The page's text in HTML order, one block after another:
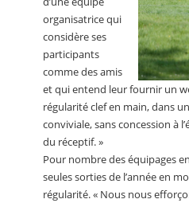
organisatrice qui
considère ses
participants
comme des amis
et qui entend leur fournir un
régularité clef en main, dans
conviviale, sans concession à
du réceptif. »
Pour nombre des équipages
seules sorties de l’année en
régularité. « Nous nous